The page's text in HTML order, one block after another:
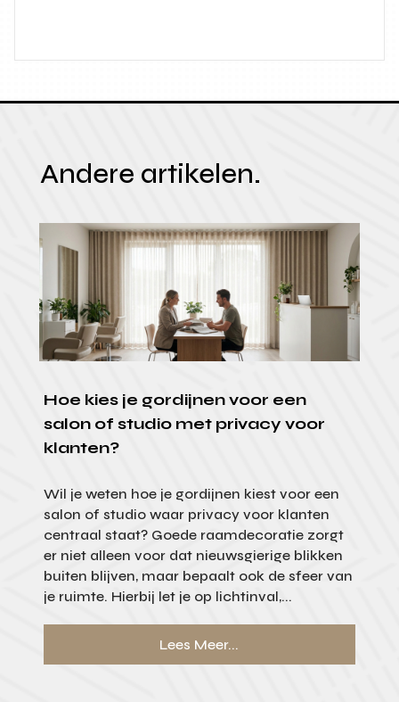
Andere artikelen.
Hoe kies je gordijnen voor een
salon of studio met privacy voor
klanten?
Wil je weten hoe je gordijnen kiest voor een
salon of studio waar privacy voor klanten
centraal staat? Goede raamdecoratie zorgt
er niet alleen voor dat nieuwsgierige blikken
buiten blijven, maar bepaalt ook de sfeer van
je ruimte. Hierbij let je op lichtinval,...
Lees Meer...